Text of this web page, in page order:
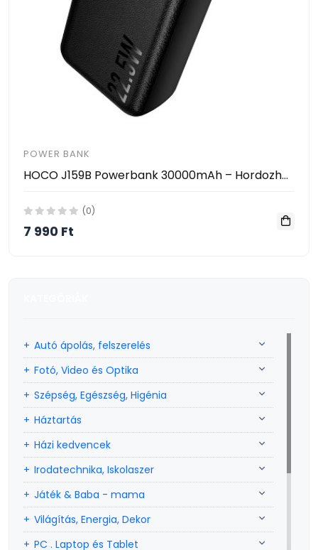
POWER BANK
HOCO J159B Powerbank 30000mAh – Hordozható Gyorstöltő PD/QC Támogatással, 22.5W, 2×USB + Type-C
(0)
7 990 Ft
Autó ápolás, felszerelés
Fotó, Video és Optika
Szépség, Egészség, Higénia
Háztartás
Házi kedvencek
Irodatechnika, Iskolaszer
Játék & Baba - mama
Világítás, Energia, Dekor
PC . Laptop és Tablet